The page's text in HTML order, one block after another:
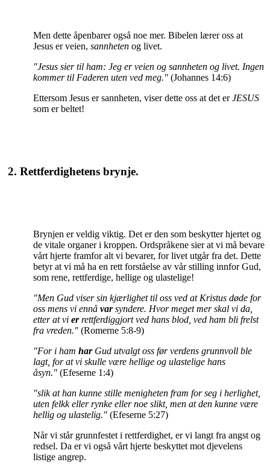
Men dette åpenbarer også noe mer. Bibelen lærer oss at
Jesus er veien,sannheten og livet.
"Jesus sier til ham: Jeg er veien og sannheten og livet. Ingen
kommer til Faderen uten ved meg."(Johannes 14:6)
Ettersom Jesus er sannheten, viser dette oss at det erJESUS
som er beltet!
2. Rettferdighetens brynje.
Brynjen er veldig viktig. Det er den som beskytter hjertet og
de vitale organer i kroppen. Ordspråkene sier at vi må bevare
vårt hjerte framfor alt vi bevarer, for livet utgår fra det. Dette
betyr at vi må ha en rett forståelse av vår stilling innfor Gud,
som rene, rettferdige, hellige og ulastelige!
"Men Gud viser sin kjærlighet til oss ved at Kristus døde for
oss mens vi ennåvarsyndere. Hvor meget mer skal vi da,
etter at vierrettferdiggjort ved hans blod, ved ham bli frelst
fra vreden."(Romerne 5:8-9)
"For i hamharGud utvalgt oss før verdens grunnvoll ble
lagt, for at vi skulle være hellige og ulastelige hans
åsyn."(Efeserne 1:4)
"slik at han kunne stille menigheten fram for seg i herlighet,
uten felkk eller rynke eller noe slikt, men at den kunne være
hellig og ulastelig."(Efeserne 5:27)
Når vi står grunnfestet i rettferdighet, er vi langt fra angst og
redsel. Da er vi også vårt hjerte beskyttet mot djevelens
listige angrep.